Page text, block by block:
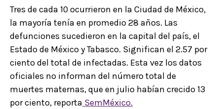
Tres de cada 10 ocurrieron en la Ciudad de México,
la mayoría tenía en promedio 28 años. Las
defunciones sucedieron en la capital del país, el
Estado de México y Tabasco. Significan el 2.57 por
ciento del total de infectadas. Esta vez los datos
oficiales no informan del número total de
muertes maternas, que en julio habían crecido 13
por ciento, reporta SemMéxico.